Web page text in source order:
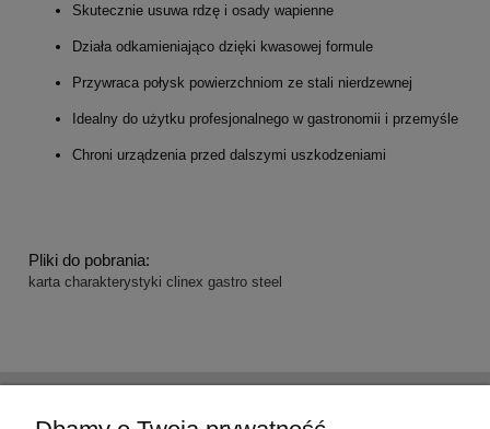
Skutecznie usuwa rdzę i osady wapienne
Działa odkamieniająco dzięki kwasowej formule
Przywraca połysk powierzchniom ze stali nierdzewnej
Idealny do użytku profesjonalnego w gastronomii i przemyśle
Chroni urządzenia przed dalszymi uszkodzeniami
Pliki do pobrania:
karta charakterystyki clinex gastro steel